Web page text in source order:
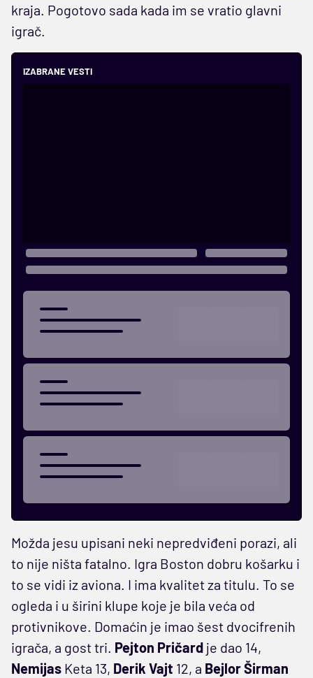
kraja. Pogotovo sada kada im se vratio glavni
igrač.
IZABRANE VESTI
Možda jesu upisani neki nepredviđeni porazi, ali
to nije ništa fatalno. Igra Boston dobru košarku i
to se vidi iz aviona. I ima kvalitet za titulu. To se
ogleda i u širini klupe koje je bila veća od
protivnikove. Domaćin je imao šest dvocifrenih
igrača, a gost tri. Pejton Pričard je dao 14,
Nemijas Keta 13, Derik Vajt 12, a Bejlor Širman